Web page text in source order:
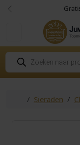
Skip to content
Skip to footer
Vorige
P
o
d
HomeSieraden